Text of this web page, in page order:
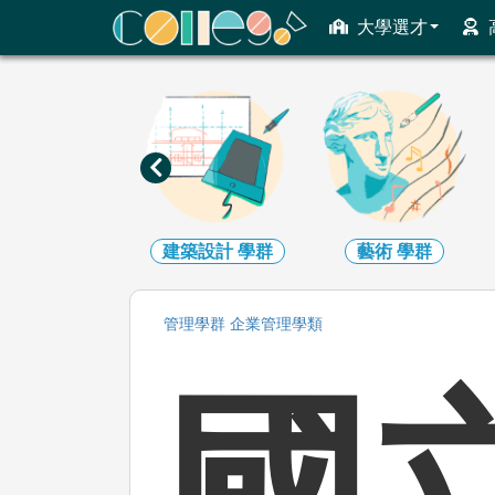
大學選才
ColleGo! 大學選才與高中育才輔助系統
建築設計學群 藝術 學群
管理學群 企業管理學類